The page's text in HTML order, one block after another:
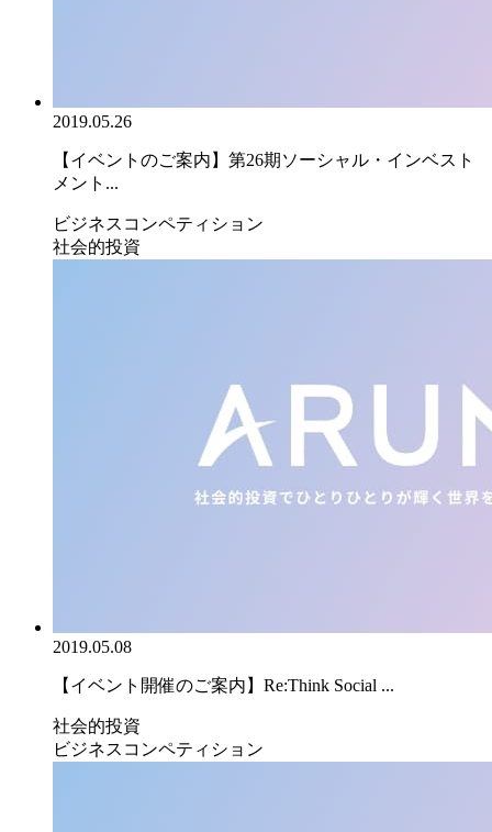
2019.05.26
【イベントのご案内】第26期ソーシャル・インベスト
メント...
ビジネスコンペティション
社会的投資
2019.05.08
【イベント開催のご案内】Re:Think Social ...
社会的投資
ビジネスコンペティション